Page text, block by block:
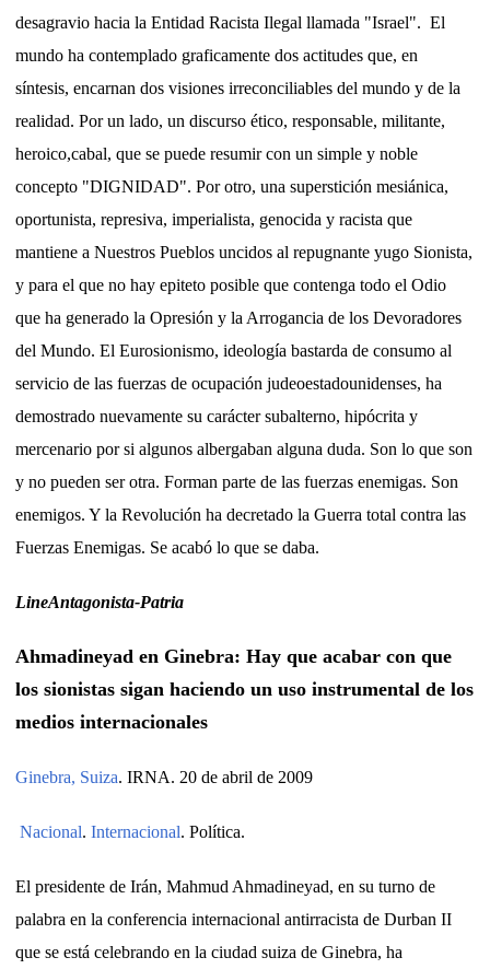
desagravio hacia la Entidad Racista Ilegal llamada "Israel". El
mundo ha contemplado graficamente dos actitudes que, en
síntesis, encarnan dos visiones irreconciliables del mundo y de la
realidad. Por un lado, un discurso ético, responsable, militante,
heroico,cabal, que se puede resumir con un simple y noble
concepto "DIGNIDAD". Por otro, una superstición mesiánica,
oportunista, represiva, imperialista, genocida y racista que
mantiene a Nuestros Pueblos uncidos al repugnante yugo Sionista,
y para el que no hay epiteto posible que contenga todo el Odio
que ha generado la Opresión y la Arrogancia de los Devoradores
del Mundo. El Eurosionismo, ideología bastarda de consumo al
servicio de las fuerzas de ocupación judeoestadounidenses, ha
demostrado nuevamente su carácter subalterno, hipócrita y
mercenario por si algunos albergaban alguna duda. Son lo que son
y no pueden ser otra. Forman parte de las fuerzas enemigas. Son
enemigos. Y la Revolución ha decretado la Guerra total contra las
Fuerzas Enemigas. Se acabó lo que se daba.
LineAntagonista-Patria
Ahmadineyad en Ginebra: Hay que acabar con que
los sionistas sigan haciendo un uso instrumental de los
medios internacionales
Ginebra, Suiza. IRNA. 20 de abril de 2009
Nacional. Internacional. Política.
El presidente de Irán, Mahmud Ahmadineyad, en su turno de
palabra en la conferencia internacional antirracista de Durban II
que se está celebrando en la ciudad suiza de Ginebra, ha